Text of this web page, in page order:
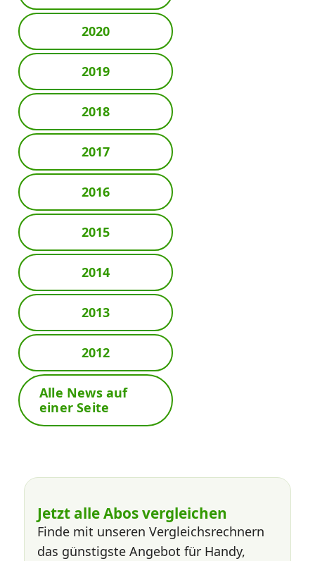
2020
2019
2018
2017
2016
2015
2014
2013
2012
Alle News auf
einer Seite
Jetzt alle Abos vergleichen
Finde mit unseren Vergleichsrechnern
das günstigste Angebot für Handy,